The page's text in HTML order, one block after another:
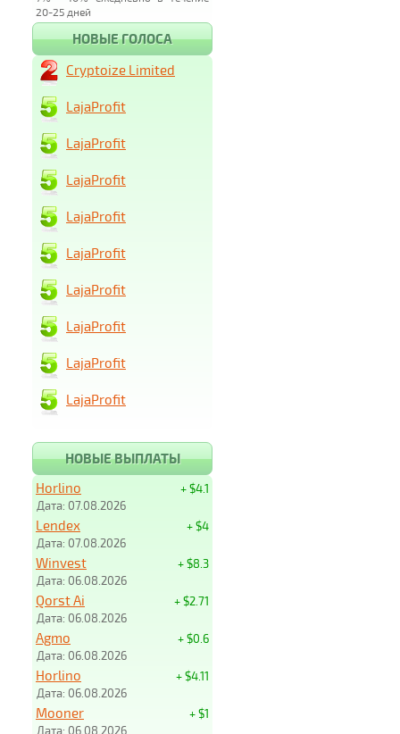
20-25 дней
НОВЫЕ ГОЛОСА
Cryptoize Limited
LajaProfit
LajaProfit
LajaProfit
LajaProfit
LajaProfit
LajaProfit
LajaProfit
LajaProfit
LajaProfit
НОВЫЕ ВЫПЛАТЫ
+ $4.1
Horlino
Дата: 07.08.2026
+ $4
Lendex
Дата: 07.08.2026
+ $8.3
Winvest
Дата: 06.08.2026
+ $2.71
Qorst Ai
Дата: 06.08.2026
+ $0.6
Agmo
Дата: 06.08.2026
+ $4.11
Horlino
Дата: 06.08.2026
+ $1
Mooner
Дата: 06.08.2026